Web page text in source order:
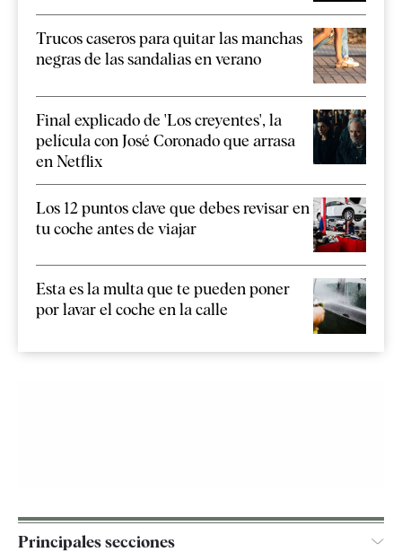
Trucos caseros para quitar las manchas
negras de las sandalias en verano
Final explicado de 'Los creyentes', la
película con José Coronado que arrasa
en Netflix
Los 12 puntos clave que debes revisar en
tu coche antes de viajar
Esta es la multa que te pueden poner
por lavar el coche en la calle
Principales secciones